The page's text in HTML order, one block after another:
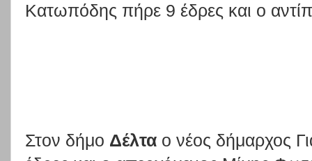
Κατωπόδης πήρε 9 έδρες και ο
Στον δήμο Δέλτα ο νέος δήμαρχος